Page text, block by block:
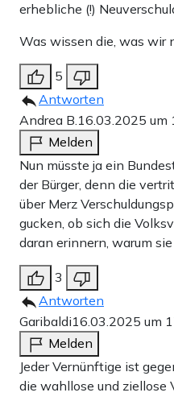
erhebliche (!)
Was wissen die, was wir
5
Antworten
Andrea B.16.03.2025 um
Melden
Nun müsste ja ein
der Bürger, denn die
über Merz
gucken, ob sich die
daran erinnern, warum
3
Antworten
Garibaldi16.03.2025 um
Melden
Jeder Vernünftige ist
die wahllose und ziellose